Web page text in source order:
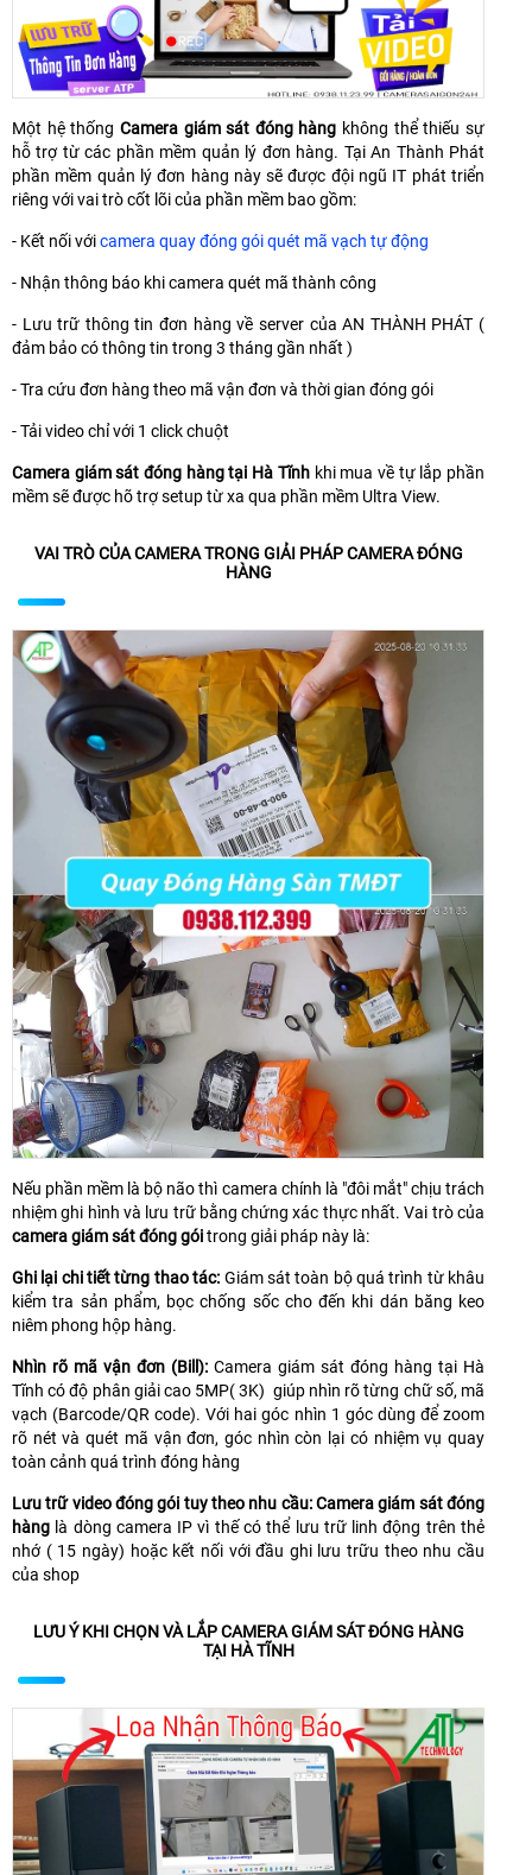
Một hệ thống Camera giám sát đóng hàng không thể thiếu sự
hỗ trợ từ các phần mềm quản lý đơn hàng. Tại An Thành Phát
phần mềm quản lý đơn hàng này sẽ được đội ngũ IT phát triển
riêng với vai trò cốt lõi của phần mềm bao gồm:
- Kết nối vớicamera quay đóng gói quét mã vạch tự động
- Nhận thông báo khi camera quét mã thành công
- Lưu trữ thông tin đơn hàng về server của AN THÀNH PHÁT (
đảm bảo có thông tin trong 3 tháng gần nhất )
- Tra cứu đơn hàng theo mã vận đơn và thời gian đóng gói
- Tải video chỉ với 1 click chuột
Camera giám sát đóng hàng tại Hà Tĩnh khi mua về tự lắp phần
mềm sẽ được hõ trợ setup từ xa qua phần mềm Ultra View.
VAI TRÒ CỦA CAMERA TRONG GIẢI PHÁP CAMERA ĐÓNG
HÀNG
Nếu phần mềm là bộ não thì camera chính là "đôi mắt" chịu trách
nhiệm ghi hình và lưu trữ bằng chứng xác thực nhất. Vai trò của
camera giám sát đóng góitrong giải pháp này là:
Ghi lại chi tiết từng thao tác: Giám sát toàn bộ quá trình từ khâu
kiểm tra sản phẩm, bọc chống sốc cho đến khi dán băng keo
niêm phong hộp hàng.
Nhìn rõ mã vận đơn (Bill): Camera giám sát đóng hàng tại Hà
Tĩnh có độ phân giải cao 5MP( 3K) giúp nhìn rõ từng chữ số, mã
vạch (Barcode/QR code). Với hai góc nhìn 1 góc dùng để zoom
rõ nét và quét mã vận đơn, góc nhìn còn lại có nhiệm vụ quay
toàn cảnh quá trình đóng hàng
Lưu trữ video đóng gói tuy theo nhu cầu: Camera giám sát đóng
hàng là dòng camera IP vì thế có thể lưu trữ linh động trên thẻ
nhớ ( 15 ngày) hoặc kết nối với đầu ghi lưu trữu theo nhu cầu
của shop
LƯU Ý KHI CHỌN VÀ LẮP CAMERA GIÁM SÁT ĐÓNG HÀNG
TẠI HÀ TĨNH